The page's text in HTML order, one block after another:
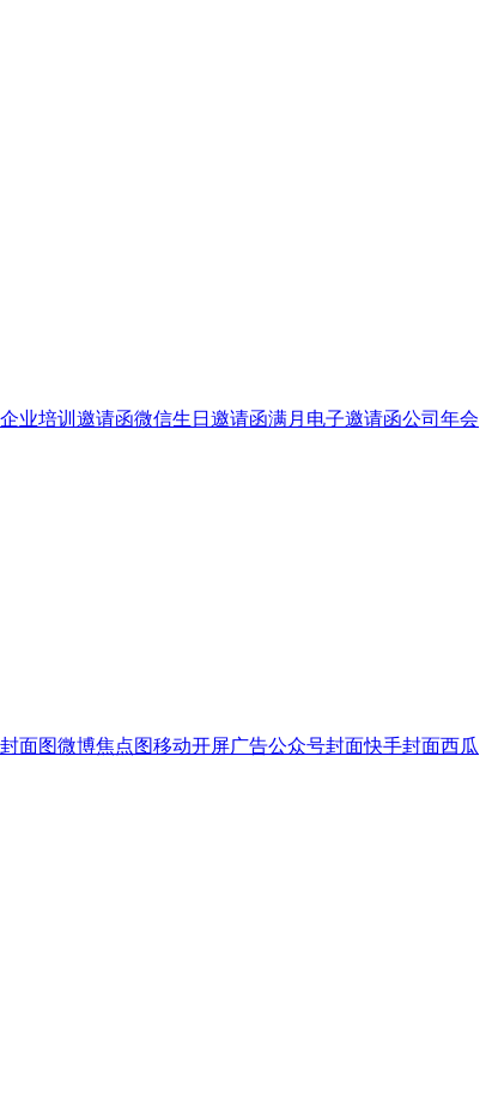
企业培训邀请函微信生日邀请函满月电子邀请函公司年会
面图微博焦点图移动开屏广告公众号封面快手封面西瓜